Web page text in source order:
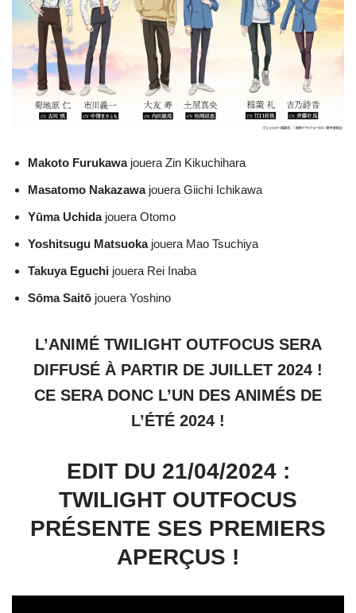
Makoto Furukawajouera Zin Kikuchihara
Masatomo Nakazawa jouera Giichi Ichikawa
Yūma Uchidajouera Otomo
Yoshitsugu Matsuokajouera Mao Tsuchiya
Takuya Eguchi jouera Rei Inaba
Sōma Saitō jouera Yoshino
L’ANIMÉ TWILIGHT OUTFOCUS SERA
DIFFUSÉ À PARTIR DE JUILLET 2024 !
CE SERA DONC L’UN DES ANIMÉS DE
L’ÉTÉ 2024 !
EDIT DU 21/04/2024 :
TWILIGHT OUTFOCUS
PRÉSENTE SES PREMIERS
APERÇUS !